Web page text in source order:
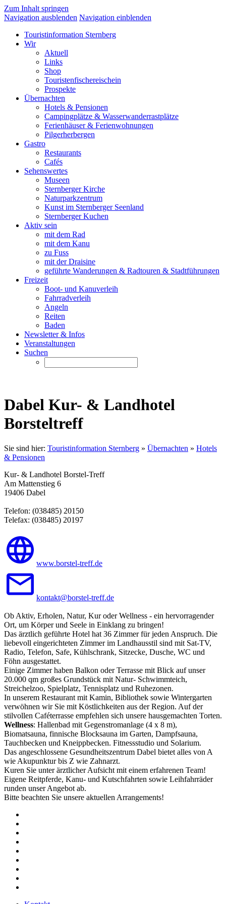
Zum Inhalt springen
Navigation ausblenden Navigation einblenden
Touristinformation Sternberg
Wir
Aktuell
Links
Shop
Touristenfischereischein
Prospekte
Übernachten
Hotels & Pensionen
Campingplätze & Wasserwanderrastplätze
Ferienhäuser & Ferienwohnungen
Pilgerherbergen
Gastro
Restaurants
Cafés
Sehenswertes
Museen
Sternberger Kirche
Naturparkzentrum
Kunst im Sternberger Seenland
Sternberger Kuchen
Aktiv sein
mit dem Rad
mit dem Kanu
zu Fuss
mit der Draisine
geführte Wanderungen & Radtouren & Stadtführungen
Freizeit
Boot- und Kanuverleih
Fahrradverleih
Angeln
Reiten
Baden
Newsletter & Infos
Veranstaltungen
Suchen
Dabel Kur- & Landhotel
Borsteltreff
Sie sind hier: Touristinformation Sternberg » Übernachten » Hotels
& Pensionen
Kur- & Landhotel Borstel-Treff
Am Mattenstieg 6
19406 Dabel
Telefon: (038485) 20150
Telefax: (038485) 20197
www.borstel-treff.de
kontakt@borstel-treff.de
Ob Aktiv, Erholen, Natur, Kur oder Wellness - ein hervorragender
Ort, um Körper und Seele in Einklang zu bringen!
Das ärztlich geführte Hotel hat 36 Zimmer für jeden Anspruch. Die
liebevoll eingerichteten Zimmer im Landhausstil sind mit Sat-TV,
Radio, Telefon, Safe, Kühlschrank, Sitzecke, Dusche, WC und
Föhn ausgestattet.
Einige Zimmer haben Balkon oder Terrasse mit Blick auf unser
20.000 qm großes Grundstück mit Natur- Schwimmteich,
Streichelzoo, Spielplatz, Tennisplatz und Ruhezonen.
In unserem Restaurant mit Kamin, Bibliothek sowie Wintergarten
verwöhnen wir Sie mit Köstlichkeiten aus der Region. Auf der
stilvollen Caféterrasse empfehlen sich unsere hausgemachten Torten.
Wellness: Hallenbad mit Gegenstromanlage (4 x 8 m),
Biomatsauna, finnische Blocksauna im Garten, Dampfsauna,
Tauchbecken und Kneippbecken. Fitnessstudio und Solarium.
Das angeschlossene Gesundheitszentrum Dabel bietet alles von A
wie Akupunktur bis Z wie Zahnarzt.
Kuren Sie unter ärztlicher Aufsicht mit einem erfahrenen Team!
Eigene Reitpferde, Kanu- und Kutschfahrten sowie Leihfahrräder
runden unser Angebot ab.
Bitte beachten Sie unsere aktuellen Arrangements!